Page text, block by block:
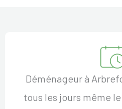
Déménageur à
tous les jours même